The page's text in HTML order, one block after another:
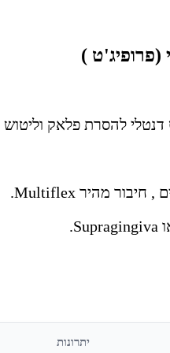
(פרופיג'ט )
דנטלי להסרת פלאק וליטוש
יתרונות